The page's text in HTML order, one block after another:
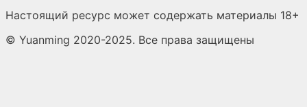
Настоящий ресурс может содержать материалы 18+
© Yuanming 2020-2025. Все права защищены